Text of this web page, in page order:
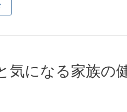
気になる家族の